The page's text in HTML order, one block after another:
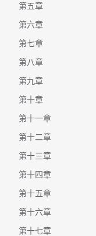
第五章
第六章
第七章
第八章
第九章
第十章
第十一章
第十二章
第十三章
第十四章
第十五章
第十六章
第十七章